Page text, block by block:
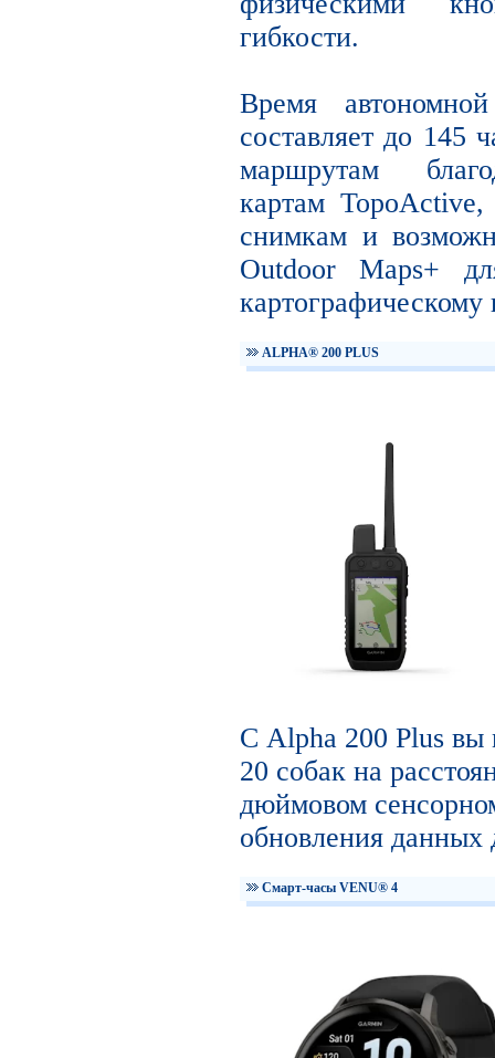
гибкости.
Время
составляет до 145
маршрутам
картам
снимкам и
Outdoor Maps+
ALPHA® 200 PLUS
С Alpha 200 Plus вы
20 собак на
дюймовом
обновления данных
Смарт-часы VENU® 4